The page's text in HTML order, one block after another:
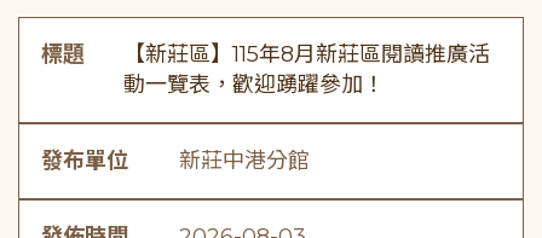
標題
【新莊區】115年8月新莊區閱讀推廣活
動一覽表，歡迎踴躍參加！
發布單位 新莊中港分館